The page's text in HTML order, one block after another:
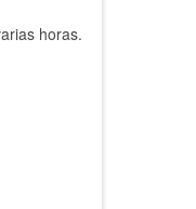
horas.